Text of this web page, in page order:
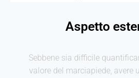
Aspetto
Sebbene sia difficile
valore del marciapiede, avere